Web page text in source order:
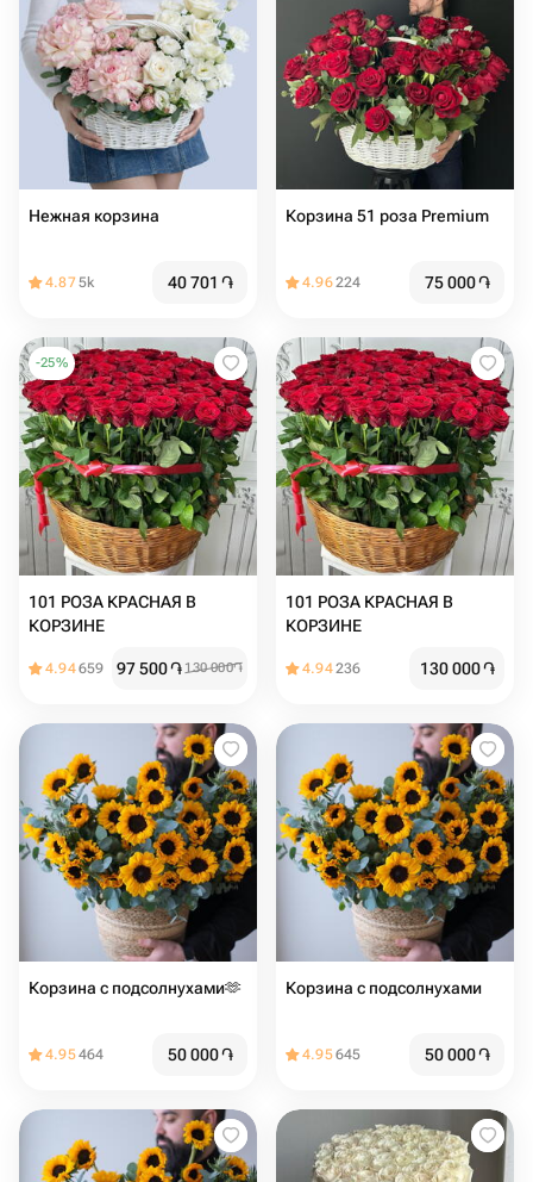
Нежная корзина
4.875k 40 701 ֏
Корзина 51 роза Premium
4.96224 75 000֏
-25%
101 РОЗА КРАСНАЯ В
КОРЗИНЕ
4.94659 97 500֏ 130 000֏
101 РОЗА КРАСНАЯ В
КОРЗИНЕ
4.94236 130 000֏
Корзина с подсолнухами🫶
4.95464 50 000֏
Корзина с подсолнухами ️
4.95645 50 000֏